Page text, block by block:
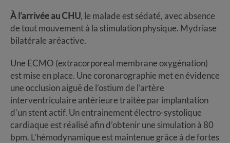
À l’arrivée au CHU, le malade est sédaté, avec absence
de tout mouvement à la stimulation physique. Mydriase
bilatérale aréactive.
Une ECMO (extracorporeal membrane oxygénation)
est mise en place. Une coronarographie met en évidence
une occlusion aiguë de l’ostium de l’artère
interventriculaire antérieure traitée par implantation
d’un stent actif. Un entrainement électro-systolique
cardiaque est réalisé afin d’obtenir une simulation à 80
bpm. L’hémodynamique est maintenue grâce à de fortes